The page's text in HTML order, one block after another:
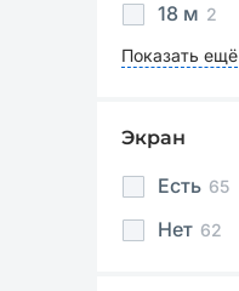
18 м 2
Показать ещё
Экран
Есть 65
Нет 62